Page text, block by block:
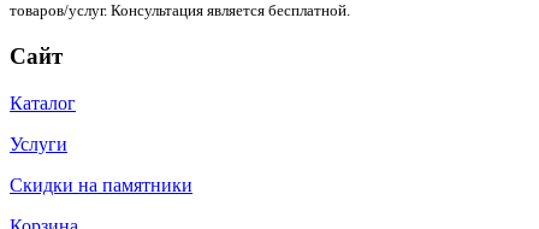
товаров/услуг. Консультация является бесплатной.
Сайт
Каталог
Услуги
Скидки на памятники